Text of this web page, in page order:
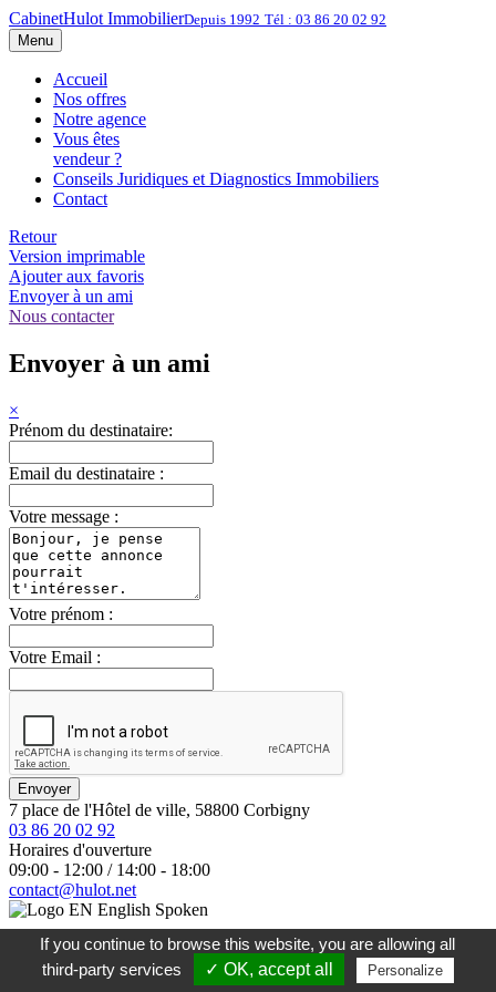
CabinetHulot ImmobilierDepuis 1992 Tél : 03 86 20 02 92
Menu
Accueil
Nos offres
Notre agence
Vous êtes
vendeur ?
Conseils Juridiques et Diagnostics Immobiliers
Contact
Retour
Version imprimable
Ajouter aux favoris
Envoyer à un ami
Nous contacter
Envoyer à un ami
×
Prénom du destinataire:
Email du destinataire :
Votre message :
Votre prénom :
Votre Email :
Envoyer
7 place de l'Hôtel de ville, 58800 Corbigny
03 86 20 02 92
Horaires d'ouverture
09:00 - 12:00 / 14:00 - 18:00
contact@hulot.net
English Spoken
Mentions légales- Réalisation Direct@Web
If you continue to browse this website, you are allowing all
third-party services
✓ OK, accept all Personalize